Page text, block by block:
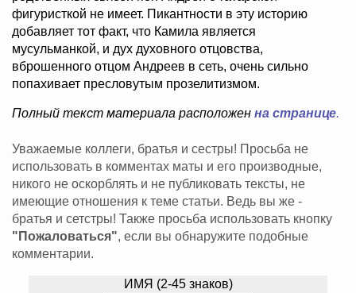
фигуристкой не имеет. Пикантности в эту историю
добавляет тот факт, что Камила является
мусульманкой, и дух духовного отцовства,
вброшенного отцом Андреев в сеть, очень сильно
попахивает пресловутым прозелитизмом.
Полный текст материала расположен на странице.
Уважаемые коллеги, братья и сестры! Просьба не
использовать в комментах маты и его производные,
никого не оскорблять и не публиковать тексты, не
имеющие отношения к теме статьи. Ведь вы же -
братья и сетстры! Также просьба использовать кнопку
"Пожаловаться", если вы обнаружите подобные
комментарии.
ИМЯ (2-45 знаков)